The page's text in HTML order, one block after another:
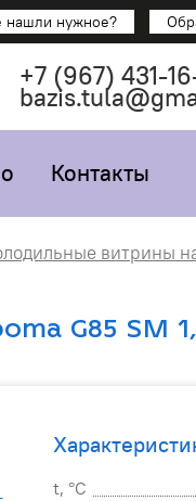
нашли нужное?
+7 (967) 431-
Контакты
витрины
G85 SM
t, °С